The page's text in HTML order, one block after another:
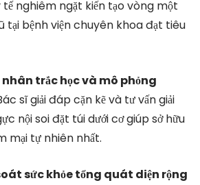
nghiêm ngặt kiến tạo vòng một
bệnh viện chuyên khoa đạt tiêu
nhân trắc học và mô phỏng
sĩ giải đáp cặn kẽ và tư vấn giải
nội soi đặt túi dưới cơ giúp sở hữu
mại tự nhiên nhất.
sức khỏe tổng quát diện rộng